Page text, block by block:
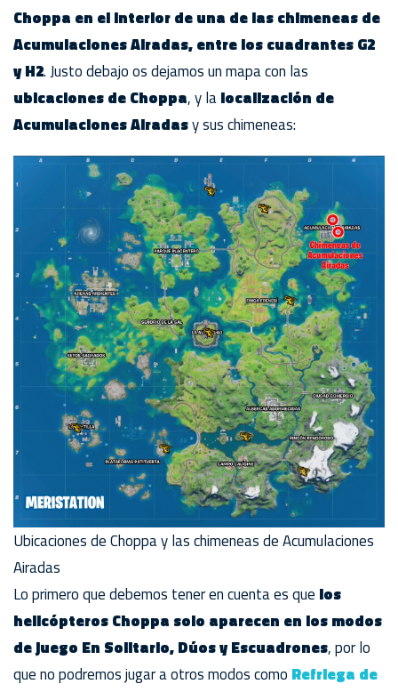
Choppa en el interior de una de las chimeneas de
Acumulaciones Airadas, entre los cuadrantes G2
y H2. Justo debajo os dejamos un mapa con las
ubicaciones de Choppa, y lalocalización de
Acumulaciones Airadasy sus chimeneas:
Ubicaciones de Choppa y las chimeneas de Acumulaciones
Airadas
Lo primero que debemos tener en cuenta es que los
helicópteros Choppa solo aparecen en los modos
de juego En Solitario, Dúos y Escuadrones, por lo
que no podremos jugar a otros modos como Refriega de